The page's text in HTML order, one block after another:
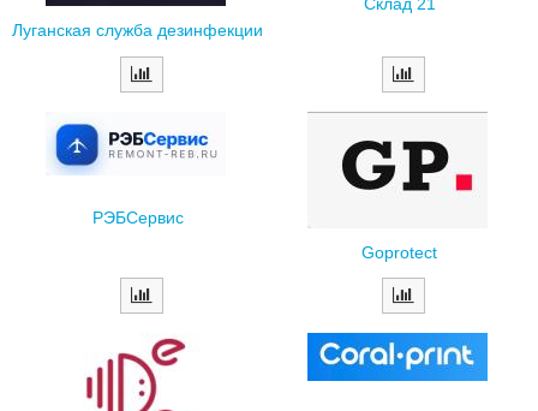
Луганская служба дезинфекции
РЭБСервис
Goprotect